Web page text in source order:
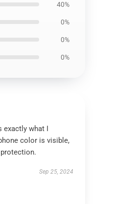
40%
0%
0%
0%
exactly what I
color is visible,
Sep 25, 2024